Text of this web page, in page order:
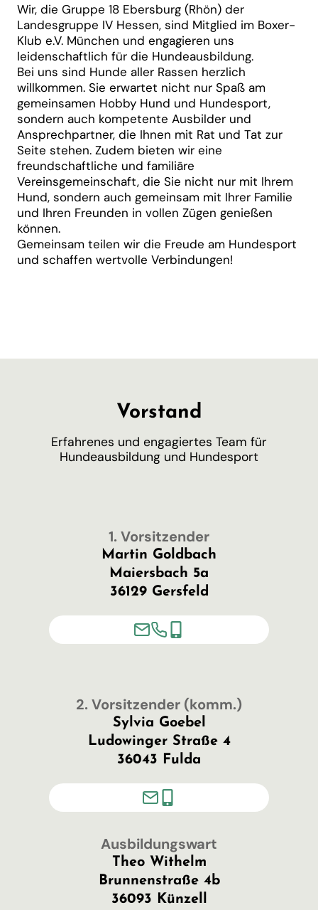
Wir, die Gruppe 18 Ebersburg (Rhön) der
Landesgruppe IV Hessen, sind Mitglied im Boxer-
Klub e.V. München und engagieren uns
leidenschaftlich für die Hundeausbildung.
Bei uns sind Hunde aller Rassen herzlich
willkommen. Sie erwartet nicht nur Spaß am
gemeinsamen Hobby Hund und Hundesport,
sondern auch kompetente Ausbilder und
Ansprechpartner, die Ihnen mit Rat und Tat zur
Seite stehen. Zudem bieten wir eine
freundschaftliche und familiäre
Vereinsgemeinschaft, die Sie nicht nur mit Ihrem
Hund, sondern auch gemeinsam mit Ihrer Familie
und Ihren Freunden in vollen Zügen genießen
können.
Gemeinsam teilen wir die Freude am Hundesport
und schaffen wertvolle Verbindungen!
Vorstand
Erfahrenes und engagiertes Team für
Hundeausbildung und Hundesport
1. Vorsitzender
Martin Goldbach
Maiersbach 5a
36129 Gersfeld
2. Vorsitzender (komm.)
Sylvia Goebel
Ludowinger Straße 4
36043 Fulda
Ausbildungswart
Theo Withelm
Brunnenstraße 4b
36093 Künzell